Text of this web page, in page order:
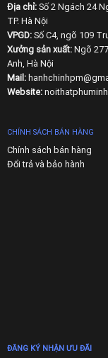
Địa chỉ:Số 2 Ngách 24
TP. Hà Nội
VPGD:Số C4, ngõ 109
Xưởng sản xuất:Ngõ
Anh, Hà Nội
Mail:
Website:
CHÍNH SÁCH BÁN HÀNG
Chính sách bán hàng
Đổi trả và bảo hành
ĐĂNG KÝ NHẬN ƯU ĐÃI